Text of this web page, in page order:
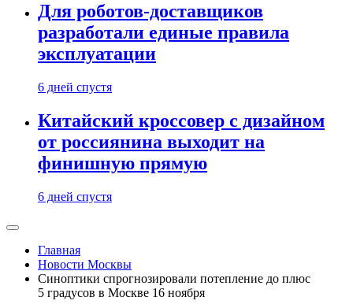
Для роботов-доставщиков
разработали единые правила
эксплуатации
6 дней спустя
Китайский кроссовер с дизайном
от россиянина выходит на
финишную прямую
6 дней спустя
Главная
Новости Москвы
Синоптики спрогнозировали потепление до плюс
5 градусов в Москве 16 ноября